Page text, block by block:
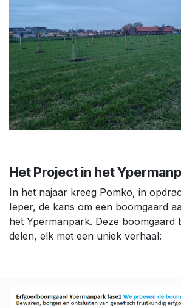
Het Project in het
In het najaar kreeg Pomko, in
Ieper, de kans om een boomgaard
het Ypermanpark. Deze boomgaard
delen, elk met een uniek verhaal: